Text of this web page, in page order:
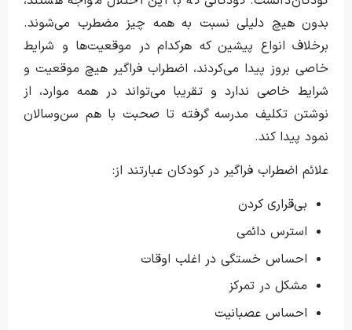
بدون هیچ دلیلی نسبت به همه چیز مضطرب می‌شوند.
برخلاف انواع پیشین که هرکدام در موقعیت‌ها و شرایط
خاصی بروز پیدا می‌کردند، اضطراب فراگیر هیچ موقعیت و
شرایط خاصی ندارد و تقریبا می‌‎تواند در همه موارد، از
نوشتن تکلیف مدرسه گرفته تا صحبت با هم سن‌وسالان
نمود پیدا کند.
علائم اضطراب فراگیر در کودکان عبارتند از:
بی‌قراری کردن
استرس دائمی
احساس خستگی در اغلب اوقات
مشکل در تمرکز
احساس عصبانیت